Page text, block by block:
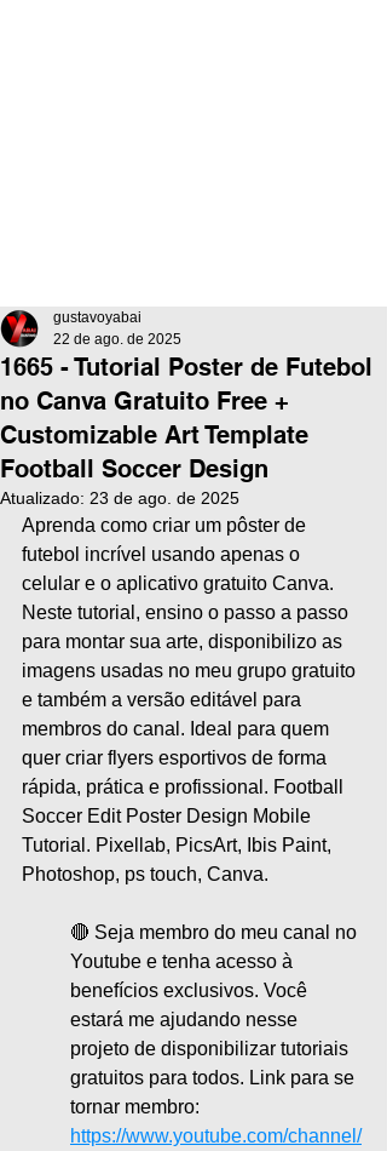
1665 - Tutorial Poster de Futebol
no Canva Gratuito Free +
Customizable Art Template
Football Soccer Design
gustavoyabai
22 de ago. de 2025
Atualizado: 23 de ago. de 2025
Aprenda como criar um pôster de
futebol incrível usando apenas o
celular e o aplicativo gratuito Canva.
Neste tutorial, ensino o passo a passo
para montar sua arte, disponibilizo as
imagens usadas no meu grupo gratuito
e também a versão editável para
membros do canal. Ideal para quem
quer criar flyers esportivos de forma
rápida, prática e profissional. Football
Soccer Edit Poster Design Mobile
Tutorial. Pixellab, PicsArt, Ibis Paint,
Photoshop, ps touch, Canva.
🔴 Seja membro do meu canal no
Youtube e tenha acesso à
benefícios exclusivos. Você
estará me ajudando nesse
projeto de disponibilizar tutoriais
gratuitos para todos. Link para se
tornar membro:
https://www.youtube.com/channel/